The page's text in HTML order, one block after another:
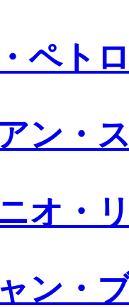
ペト
ン・
オ・
ン・